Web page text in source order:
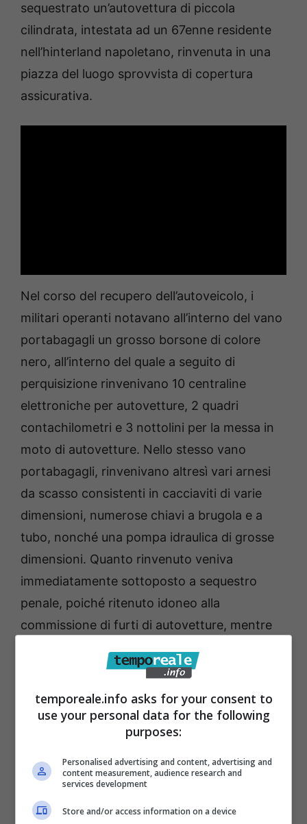
sequestrato un’autovettura di piccola
cilindrata, intestata ad un 67enne residente
nell’hinterland napoletano, rinvenuta in una
piazza del luogo sprovvista di copertura
assicurativa.
Nel corso del recupero dell’autoveicolo, i
militari operanti notavano all’interno del vano
portabagagli un grosso borsone di colore
nero, all’interno del quale a seguito di
perquisizione rinvenivano 10 centraline
elettroniche per autovetture, 2 quadri
contachilometri e 3 nottolini per la messa in
moto di autovetture. Nello stesso vano
portabagagli, rinvenivano altresì vari arnesi
da scasso consistenti in cacciaviti di varie
dimensioni, numerose chiavi a brugola e a
tubo, nonché una pompa idraulica di grosse
dimensioni. Quanto rinvenuto veniva
immediatamente sottoposto a sequestro
penale, poiché ritenuto idoneo alla
commissione di furti di autovetture, mentre
dell’autoveicolo che al momento risulta
Gli stessi militari inoltre, intercettavano tre
con atteggiamento sospetto e senza
giustificato motivo nei pressi di esercizi
commerciali del centro. Stante i presupposti
temporeale.info asks for your consent to
use your personal data for the following
purposes:
Personalised advertising and content, advertising and
content measurement, audience research and
services development
Store and/or access information on a device